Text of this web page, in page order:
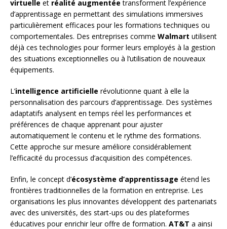
virtuelle et réalité augmentée transforment l’expérience
d’apprentissage en permettant des simulations immersives
particulièrement efficaces pour les formations techniques ou
comportementales. Des entreprises comme Walmart utilisent
déjà ces technologies pour former leurs employés à la gestion
des situations exceptionnelles ou à l’utilisation de nouveaux
équipements.
L’intelligence artificielle révolutionne quant à elle la
personnalisation des parcours d’apprentissage. Des systèmes
adaptatifs analysent en temps réel les performances et
préférences de chaque apprenant pour ajuster
automatiquement le contenu et le rythme des formations.
Cette approche sur mesure améliore considérablement
l’efficacité du processus d’acquisition des compétences.
Enfin, le concept d’écosystème d’apprentissage étend les
frontières traditionnelles de la formation en entreprise. Les
organisations les plus innovantes développent des partenariats
avec des universités, des start-ups ou des plateformes
éducatives pour enrichir leur offre de formation. AT&T a ainsi